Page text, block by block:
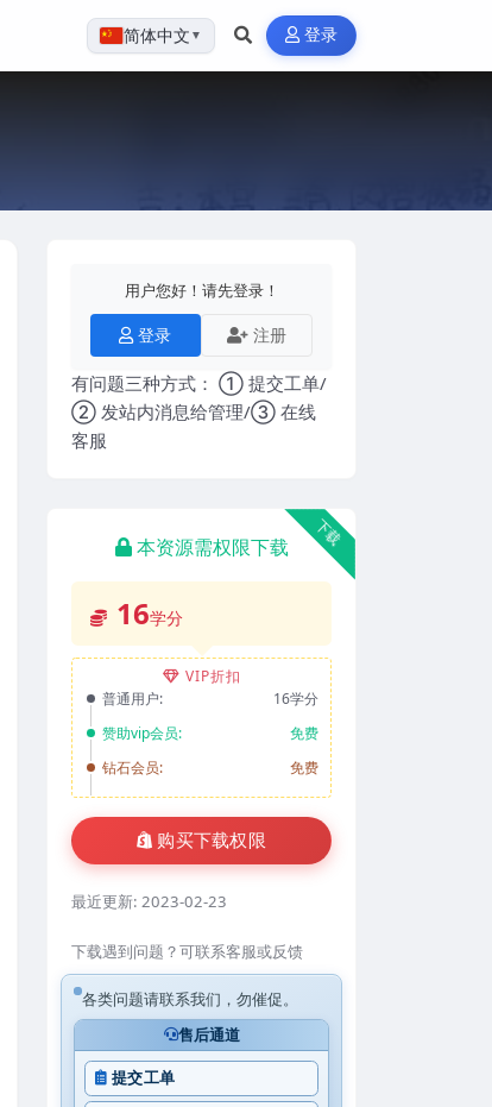
简体中文 ▼ 登录
用户您好！请先登录！
登录 注册
有问题三种方式： ① 提交工单/
② 发站内消息给管理/③ 在线
客服
下载
本资源需权限下载
16学分
VIP折扣
普通用户:
16学分
赞助vip会员:
免费
钻石会员:
免费
购买下载权限
最近更新: 2023-02-23
下载遇到问题？可联系客服或反馈
各类问题请联系我们，勿催促。
售后通道
提交工单